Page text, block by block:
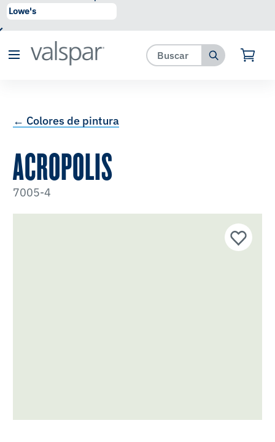
se ha agregado a favoritos.
← Colores de pintura
ACROPOLIS
7005-4